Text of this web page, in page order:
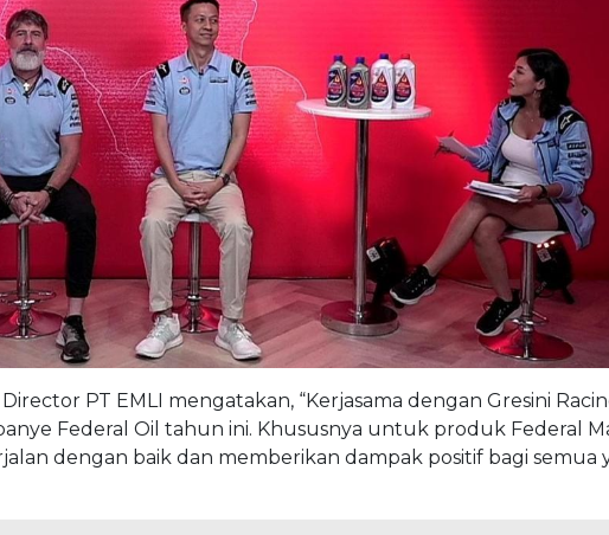
PT EMLI mengatakan, “Kerjasama dengan Gresini
Federal Oil tahun ini. Khususnya untuk produk Federal
dengan baik dan memberikan dampak positif bagi semua